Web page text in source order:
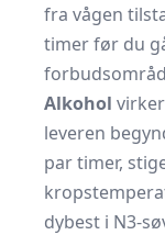
fra vågen
timer før du
Alkohol
leveren
par timer,
dybest i N3-